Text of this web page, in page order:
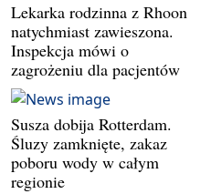
Lekarka rodzinna z Rhoon
natychmiast zawieszona.
Inspekcja mówi o
zagrożeniu dla pacjentów
Susza dobija Rotterdam.
Śluzy zamknięte, zakaz
poboru wody w całym
regionie